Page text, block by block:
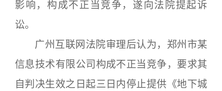
影响，构成不正当竞争，遂向法院提起诉
讼。
广州互联网法院审理后认为，郑州市某
信息技术有限公司构成不正当竞争，要求其
自判决生效之日起三日内停止提供《地下城